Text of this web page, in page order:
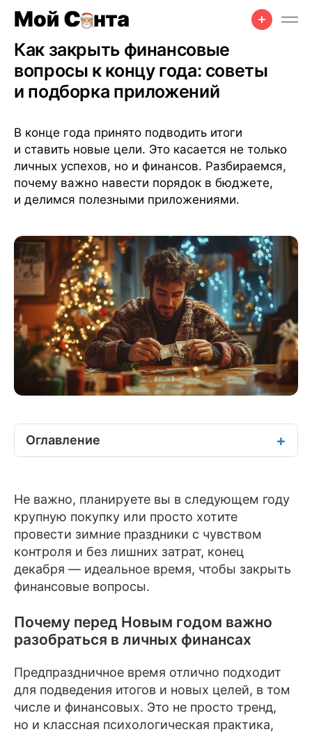
Советы • Празднование • 5 мая 2025 г.
Как закрыть финансовые
вопросы к концу года: советы
и подборка приложений
В конце года принято подводить итоги
и ставить новые цели. Это касается не только
личных успехов, но и финансов. Разбираемся,
почему важно навести порядок в бюджете,
и делимся полезными приложениями.
Оглавление
Не важно, планируете вы в следующем году
крупную покупку или просто хотите
провести зимние праздники с чувством
контроля и без лишних затрат, конец
декабря — идеальное время, чтобы закрыть
финансовые вопросы.
Почему перед Новым годом важно
разобраться в личных финансах
Предпраздничное время отлично подходит
для подведения итогов и новых целей, в том
числе и финансовых. Это не просто тренд,
но и классная психологическая практика,